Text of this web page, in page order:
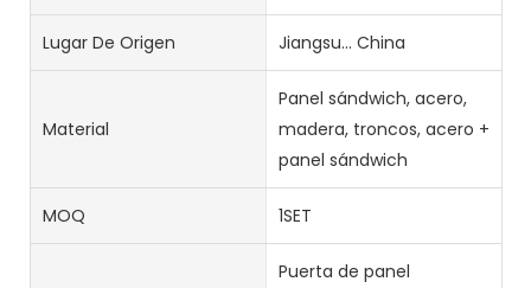
Lugar De Origen Jiangsu... China
Material
Panel sándwich, acero,
madera, troncos, acero +
panel sándwich
MOQ 1SET
Puerta de panel